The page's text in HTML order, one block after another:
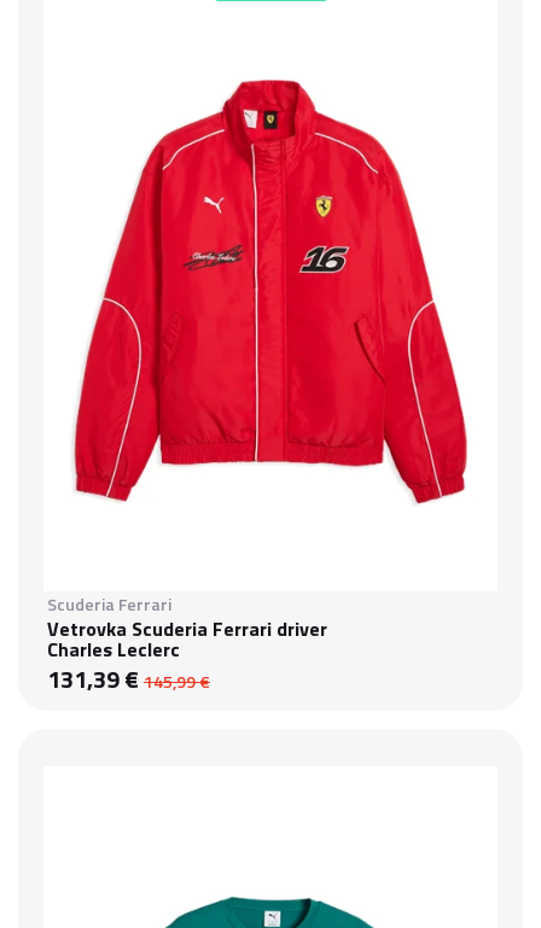
Scuderia Ferrari
Vetrovka Scuderia Ferrari driver
Charles Leclerc
131,39 € 145,99 €